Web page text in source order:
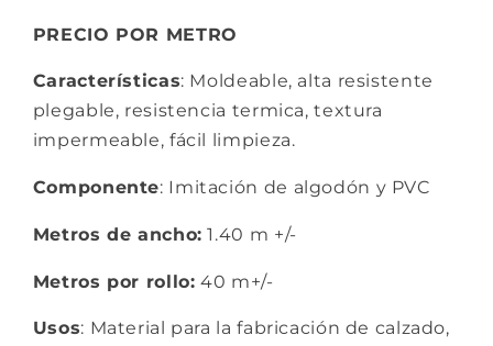
PRECIO POR METRO
Características: Moldeable, alta resistente
plegable, resistencia termica, textura
impermeable, fácil limpieza.
Componente: Imitación de algodón y PVC
Metros de ancho: 1.40 m +/-
Metros por rollo: 40 m+/-
Usos: Material para la fabricación de calzado,